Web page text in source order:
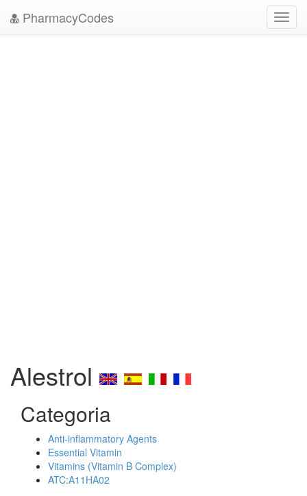
PharmacyCodes
Alestrol
Categoria
Anti-inflammatory Agents
Essential Vitamin
Vitamins (Vitamin B Complex)
ATC:A11HA02